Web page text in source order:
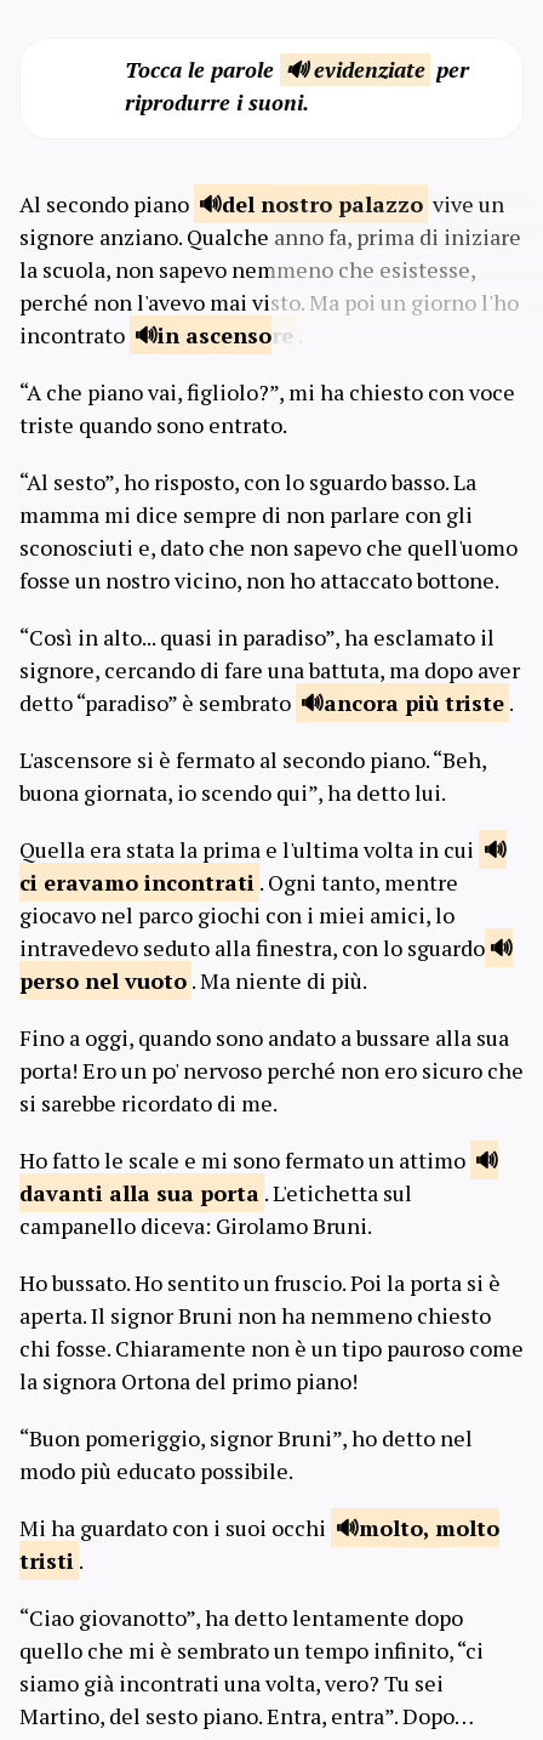
Tocca le parole 🔊 evidenziate per
riprodurre i suoni.
Al secondo piano del nostro palazzo vive un
signore anziano. Qualche anno fa, prima di iniziare
la scuola, non sapevo nemmeno che esistesse,
perché non l'avevo mai visto. Ma poi un giorno l'ho
incontrato
in ascensore .
“A che piano vai, figliolo?”, mi ha chiesto con voce
triste quando sono entrato.
“Al sesto”, ho risposto, con lo sguardo basso. La
mamma mi dice sempre di non parlare con gli
sconosciuti e, dato che non sapevo che quell'uomo
fosse un nostro vicino, non ho attaccato bottone.
“Così in alto... quasi in paradiso”, ha esclamato il
signore, cercando di fare una battuta, ma dopo aver
detto “paradiso” è sembrato
ancora più triste .
L'ascensore si è fermato al secondo piano. “Beh,
buona giornata, io scendo qui”, ha detto lui.
Quella era stata la prima e l'ultima volta in cui
ci eravamo incontrati . Ogni tanto, mentre
giocavo nel parco giochi con i miei amici, lo
intravedevo seduto alla finestra, con lo sguardo
perso nelvuoto . Ma niente di più.
Fino a oggi, quando sono andato a bussare alla sua
porta! Ero un po' nervoso perché non ero sicuro che
si sarebbe ricordato di me.
Ho fatto le scale e mi sono fermato un attimo
davanti alla sua porta . L'etichetta sul
campanello diceva: Girolamo Bruni.
Ho bussato. Ho sentito un fruscio. Poi la porta si è
aperta. Il signor Bruni non ha nemmeno chiesto
chi fosse. Chiaramente non è un tipo pauroso come
la signora Ortona del primo piano!
“Buon pomeriggio, signor Bruni”, ho detto nel
modo più educato possibile.
Mi ha guardato con i suoi occhi
molto, molto
tristi .
“Ciao giovanotto”, ha detto lentamente dopo
quello che mi è sembrato un tempo infinito, “ci
siamo già incontrati una volta, vero? Tu sei
Martino, del sesto piano. Entra, entra”. Dopo…